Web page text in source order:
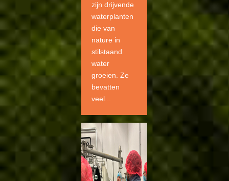
zijn drijvende
waterplanten
die van
nature in
stilstaand
water
groeien. Ze
bevatten
veel...